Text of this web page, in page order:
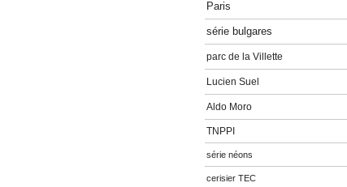
Paris
série bulgares
parc de la Villette
Lucien Suel
Aldo Moro
TNPPI
série néons
cerisier TEC